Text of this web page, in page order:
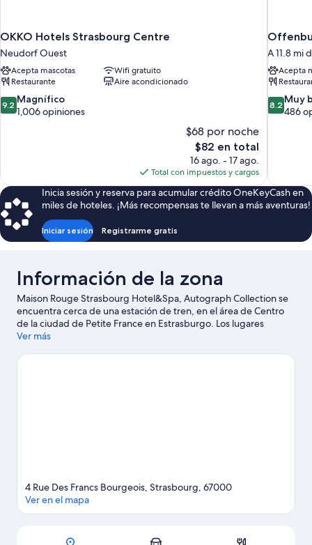
OKKO Hotels Strasbourg Centre
Neudorf Ouest
Acepta mascotas
Wifi gratuito
Restaurante
Aire acondicionado
9.2
de
9.2 Magnífico
1,006 opiniones
$68 por noche
El
precio
actual
es
de
$82
$82 en total
16 ago. - 17 ago.
Total con impuestos y cargos
A 11.8 mi
Acepta
8.2
de
8.2 Muy
486
Inicia sesión y reserva para acumular crédito OneKeyCash en
miles de hoteles. ¡Más recompensas te llevan a más aventuras!
Iniciar sesión Registrarme gratis
Información de la zona
Maison Rouge Strasbourg Hotel&Spa, Autograph Collection se
encuentra cerca de una estación de tren, en el área de Centro
de la ciudad de Petite France en Estrasburgo. Los lugares
emblemáticos del área incluyen Plaza de la Estación de Trenes y
pueden visitar Centro de convenciones Strasbourg. Asiste a un
Ver más
Sección del mapa
4 Rue Des Francs Bourgeois, Strasbourg, 67000
Ver en el mapa